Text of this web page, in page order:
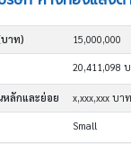
าท) 15,000,000
20,411,098
ลักและย่อย x,xxx,xxx บาท
Small